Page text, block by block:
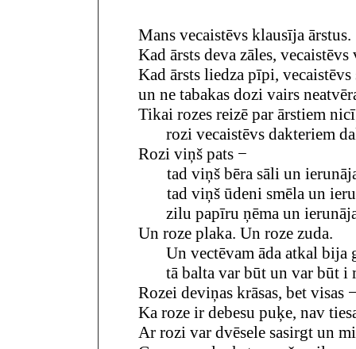
Mans vecaistēvs klausīja ārstus.
Kad ārsts deva zāles, vecaistēvs
Kad ārsts liedza pīpi, vecaistēvs
un ne tabakas dozi vairs
Tikai rozes reizē par ārstiem
rozi vecaistēvs dakteriem
Rozi viņš pats −
tad viņš bēra sāli un
tad viņš ūdeni smēla un
zilu papīru ņēma un
Un roze plaka. Un roze zuda.
Un vectēvam āda atkal bija
tā balta var būt un var būt i
Rozei deviņas krāsas, bet visas
Ka roze ir debesu puķe, nav
Ar rozi var dvēsele sasirgt un